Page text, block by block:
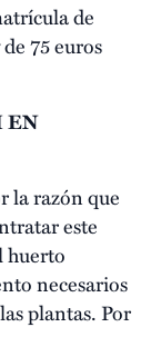
de
75 euros
EN
la razón que
este
huerto
necesarios
plantas. Por